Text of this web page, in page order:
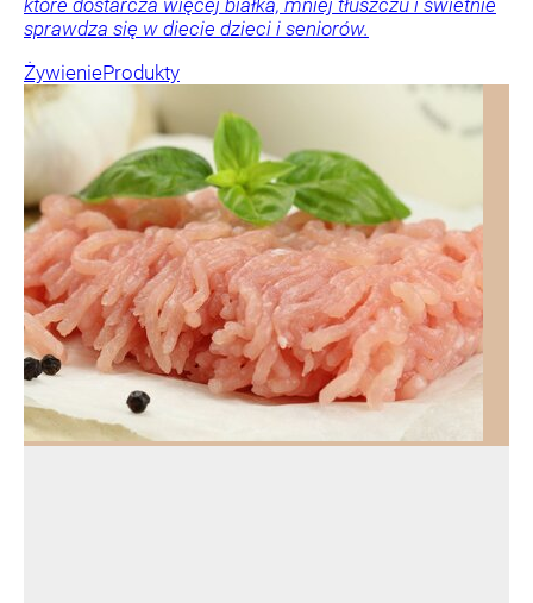
sprawdza się w diecie dzieci i seniorów.
ŻywienieProdukty